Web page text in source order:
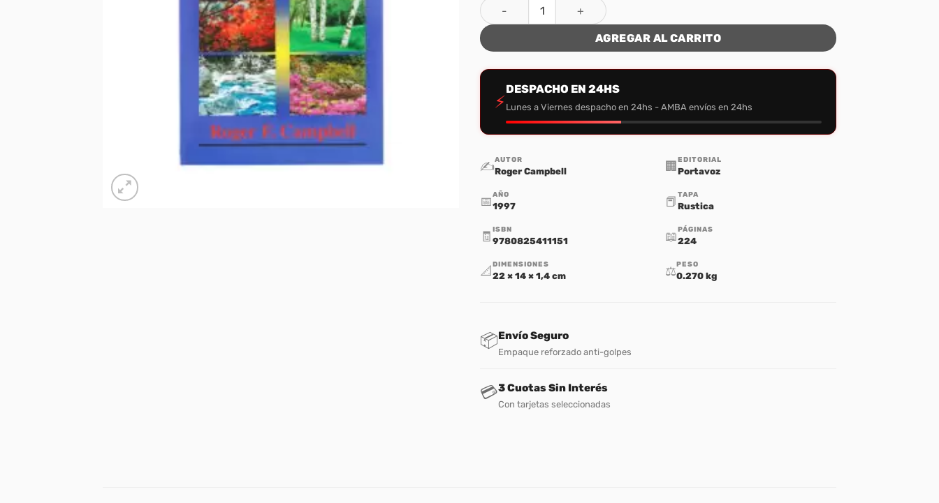
Predique Por Un Año #2 cantidad
AGREGAR AL CARRITO
⚡
DESPACHO EN 24HS
Lunes a Viernes despacho en 24hs - AMBA envíos en 24hs
✍️AUTOR
Roger Campbell 🏢 EDITORIAL
Portavoz
📅AÑO
1997 📕 TAPA
Rustica
🧾 ISBN
9780825411151 📖PÁGINAS
224
📐 DIMENSIONES
22 × 14 × 1,4 cm ⚖️PESO
0.270 kg
📦Envío Seguro
Empaque reforzado anti-golpes
💳3 Cuotas Sin Interés
Con tarjetas seleccionadas